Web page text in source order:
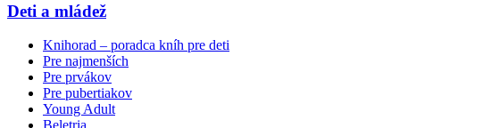
Deti a mládež
Knihorad – poradca kníh pre deti
Pre najmenších
Pre prvákov
Pre pubertiakov
Young Adult